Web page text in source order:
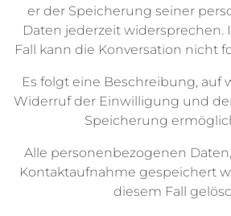
er der Speicherung seiner
Daten jederzeit widersprechen.
Fall kann die Konversation nicht
Es folgt eine Beschreibung, auf
Widerruf der Einwilligung und
Speicherung
Alle personenbezogenen
Kontaktaufnahme gespeichert
diesem Fall